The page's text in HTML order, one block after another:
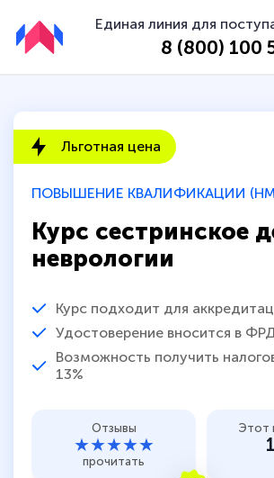
Единая линия для
8 (800) 100
ПОВЫШЕНИЕ КВАЛИФИКАЦИИ
Курс сестринское
неврологии
Курс подходит для
Удостоверение вносится в
Возможность получить
13%
Льготная цена
Отзывы
★★★★★
прочитать
Этот